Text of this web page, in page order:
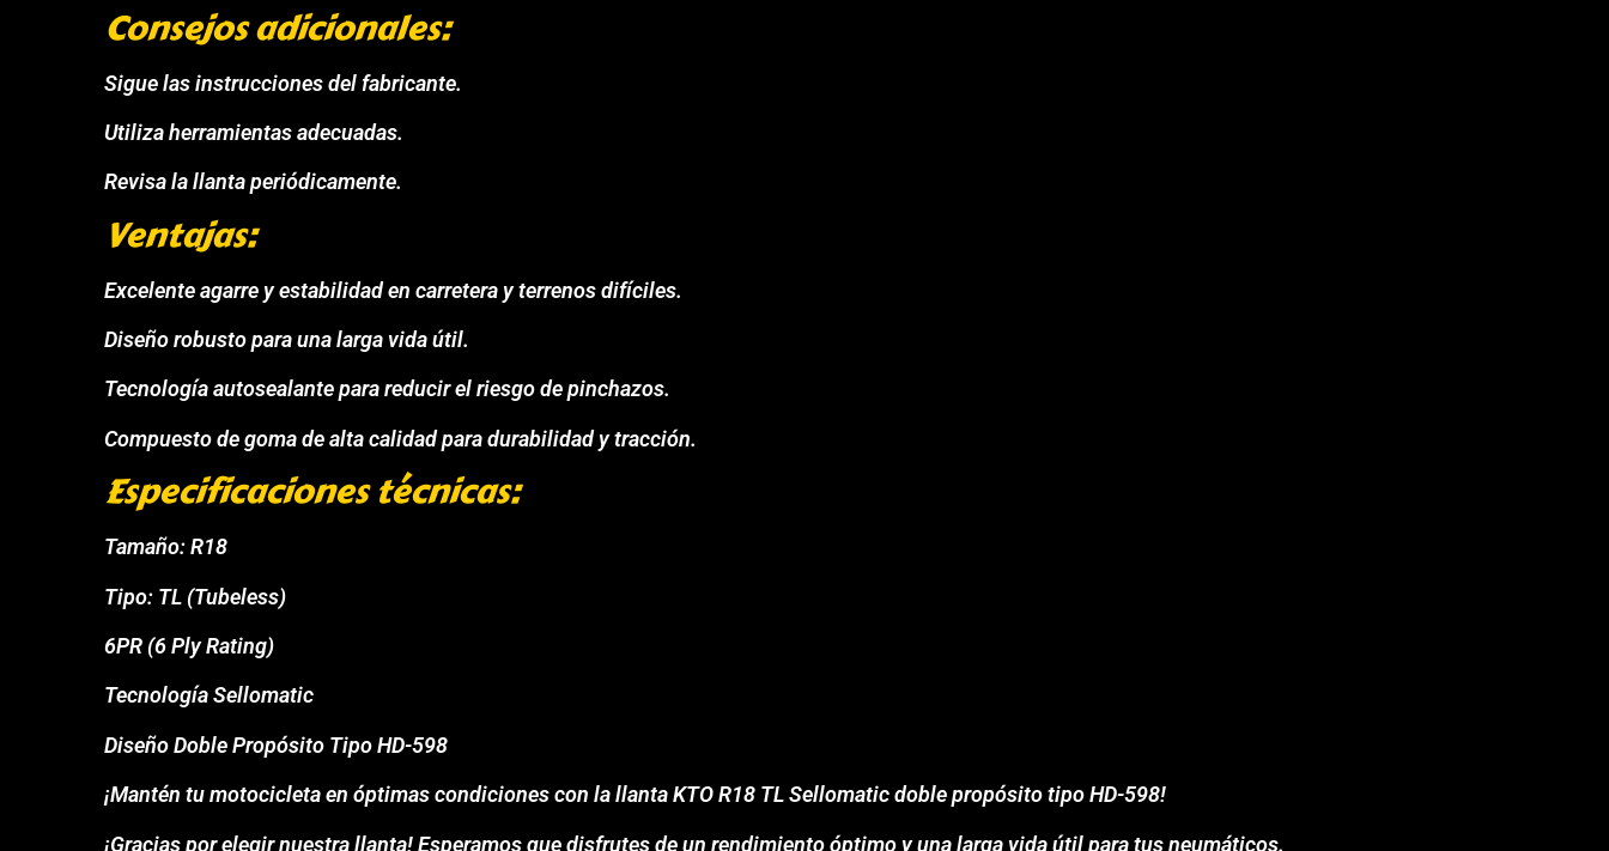
Consejos adicionales:
Sigue las instrucciones del fabricante.
Utiliza herramientas adecuadas.
Revisa la llanta periódicamente.
Ventajas:
Excelente agarre y estabilidad en carretera y terrenos difíciles.
Diseño robusto para una larga vida útil.
Tecnología autosealante para reducir el riesgo de pinchazos.
Compuesto de goma de alta calidad para durabilidad y tracción.
Especificaciones técnicas:
Tamaño: R18
Tipo: TL (Tubeless)
6PR (6 Ply Rating)
Tecnología Sellomatic
Diseño Doble Propósito Tipo HD-598
¡Mantén tu motocicleta en óptimas condiciones con la llanta KTO R18 TL Sellomatic doble propósito tipo HD-598!
¡Gracias por elegir nuestra llanta! Esperamos que disfrutes de un rendimiento óptimo y una larga vida útil para tus neumáticos.